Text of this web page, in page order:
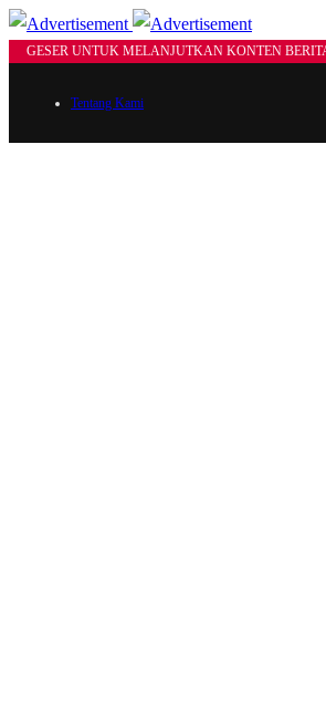
GESER UNTUK MELANJUTKAN KONTEN
Tentang Kami